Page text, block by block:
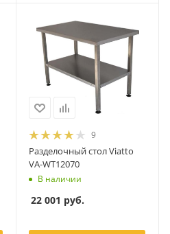
9
Разделочный стол Viatto
VA-WT12070
В наличии
22 001 руб.